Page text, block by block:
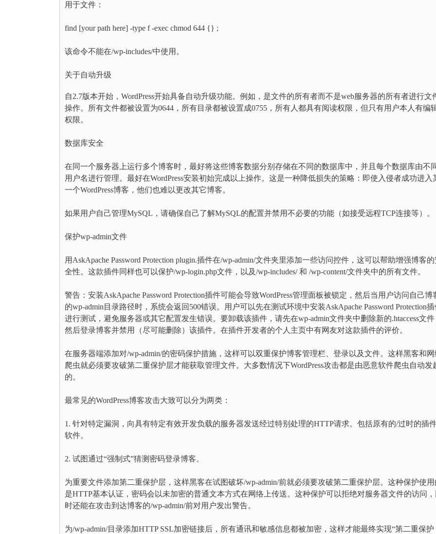
用于文件：
find [your path here] -type f -exec chmod 644 {} ;
该命令不能在/wp-includes/中使用。
关于自动升级
自2.7版本开始，WordPress开始具备自动升级功能。例如，是文件的所有者而不是web服务器的所有者进行文
操作。所有文件都被设置为0644，所有目录都被设置成0755，所有人都具有阅读权限，但只有用户本人有编
权限。
数据库安全
在同一个服务器上运行多个博客时，最好将这些博客数据分别存储在不同的数据库中，并且每个数据库由不
用户名进行管理。最好在WordPress安装初始完成以上操作。这是一种降低损失的策略：即使入侵者成功进入
一个WordPress博客，他们也难以更改其它博客。
如果用户自己管理MySQL，请确保自己了解MySQL的配置并禁用不必要的功能（如接受远程TCP连接等）。
保护wp-admin文件
用AskApache Password Protection plugin.插件在/wp-admin/文件夹里添加一些访问控件，这可以帮助增强博客
全性。这款插件同样也可以保护/wp-login.php文件，以及/wp-includes/ 和 /wp-content/文件夹中的所有文件。
警告：安装AskApache Password Protection插件可能会导致WordPress管理面板被锁定，然后当用户访问自己博
的wp-admin目录路径时，系统会返回500错误。用户可以先在测试环境中安装AskApache Password Protection
进行测试，避免服务器或其它配置发生错误。要卸载该插件，请先在wp-admin文件夹中删除新的.htaccess文
然后登录博客并禁用（尽可能删除）该插件。在插件开发者的个人主页中有网友对这款插件的评价。
在服务器端添加对/wp-admin/的密码保护措施，这样可以双重保护博客管理栏、登录以及文件。这样黑客和网
爬虫就必须要攻破第二重保护层才能获取管理文件。大多数情况下WordPress攻击都是由恶意软件爬虫自动发
的。
最常见的WordPress博客攻击大致可以分为两类：
1. 针对特定漏洞，向具有特定有效开发负载的服务器发送经过特别处理的HTTP请求。包括原有的/过时的插
软件。
2. 试图通过“强制式”猜测密码登录博客。
为重要文件添加第二重保护层，这样黑客在试图破坏/wp-admin/前就必须要攻破第二重保护层。这种保护使用
是HTTP基本认证，密码会以未加密的普通文本方式在网络上传送。这种保护可以拒绝对服务器文件的访问
时还能在攻击到达博客的/wp-admin/前对用户发出警告。
为/wp-admin/目录添加HTTP SSL加密链接后，所有通讯和敏感信息都被加密，这样才能最终实现“第二重保护